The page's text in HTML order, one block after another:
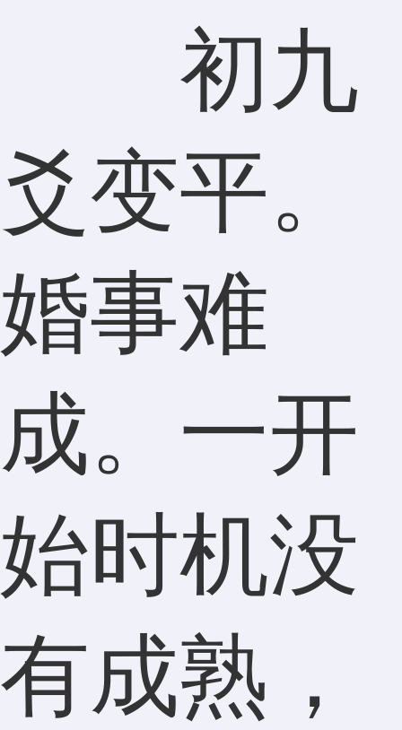
初九
爻变平。
婚事难
成。一开
始时机没
有成熟，